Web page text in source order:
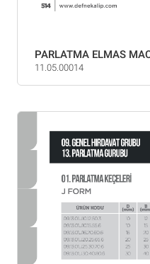
PARLATMA ELMAS
11.05.00014